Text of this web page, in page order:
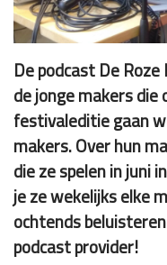
De podcast De
de jonge makers
festivaleditie gaan
makers. Over hun
die ze spelen in
je ze wekelijks elke
ochtends
podcast provider!